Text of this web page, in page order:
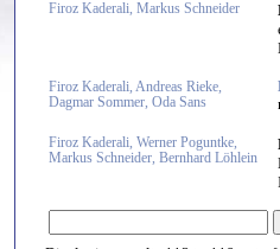
Firoz Kaderali, Markus Schneider
Firoz Kaderali, Andreas Rieke,
Dagmar Sommer, Oda Sans
Firoz Kaderali, Werner Poguntke,
Markus Schneider, Bernhard Löhlein